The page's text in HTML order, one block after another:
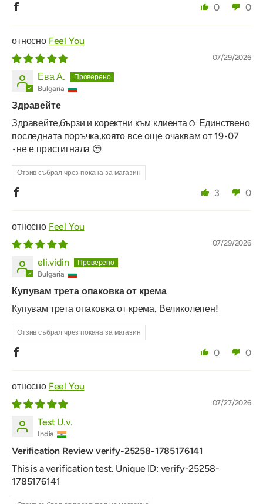
0 0
Feel You
07/29/2026
Ева А.
Bulgaria
Здравейте
Здравейте,бързи и коректни към клиента☺️ Единствено
последната поръчка,която все още очаквам от 19•07
•не е пристигнала 😒
Отзив събрал чрез покана за магазин
3 0
Feel You
07/29/2026
eli.vidin
Bulgaria
Купувам трета опаковка от крема
Купувам трета опаковка от крема. Великолепен!
Отзив събрал чрез покана за магазин
0 0
Feel You
07/27/2026
Test U.v.
India
Verification Review verify-25258-1785176141
This is a verification test. Unique ID: verify-25258-
1785176141